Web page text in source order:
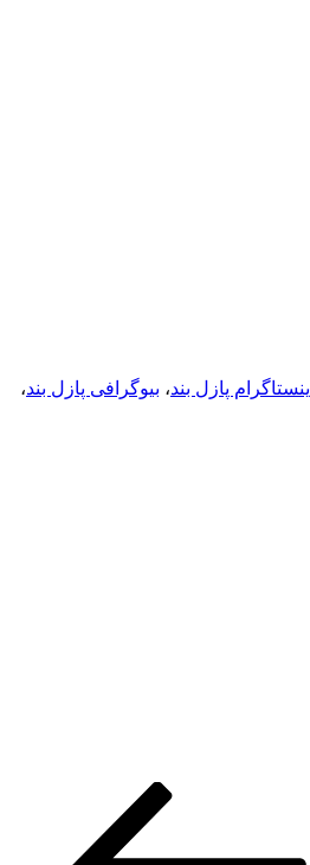
اینستاگرام پازل بند، بیوگرافی پازل بند،